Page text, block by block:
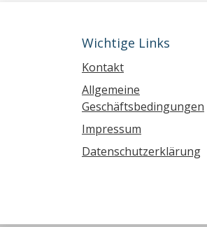
Wichtige Links
Kontakt
Allgemeine
Geschäftsbedingungen
Impressum
Datenschutzerklärung